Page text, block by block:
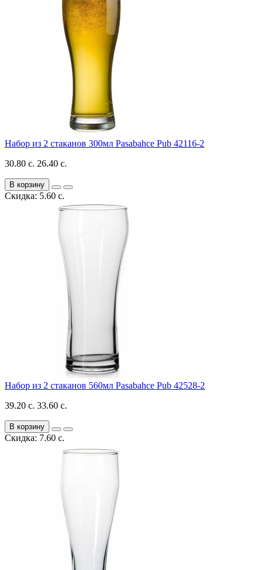
Набор из 2 стаканов 300мл Pasabahce Pub 42116-2
30.80 с. 26.40 с.
В корзину
Скидка: 5.60 с.
Набор из 2 стаканов 560мл Pasabahce Pub 42528-2
39.20 с. 33.60 с.
В корзину
Скидка: 7.60 с.